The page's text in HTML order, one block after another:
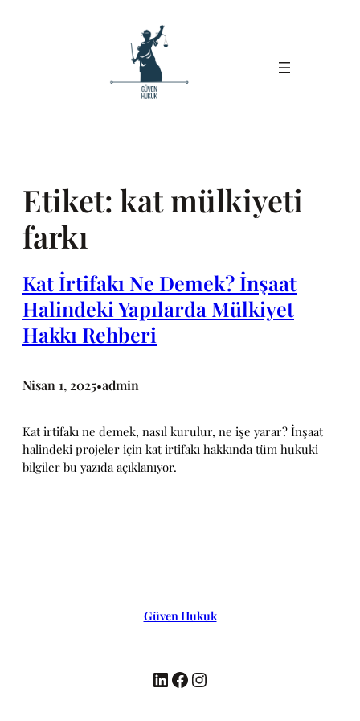
Etiket: kat mülkiyeti
farkı
Kat İrtifakı Ne Demek? İnşaat
Halindeki Yapılarda Mülkiyet
Hakkı Rehberi
Nisan 1, 2025•admin
Kat irtifakı ne demek, nasıl kurulur, ne işe yarar? İnşaat
halindeki projeler için kat irtifakı hakkında tüm hukuki
bilgiler bu yazıda açıklanıyor.
Güven Hukuk
LinkedIn Facebook Instagram